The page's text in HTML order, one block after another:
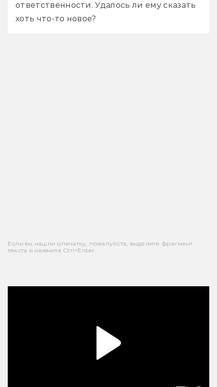
ответственности. Удалось ли ему сказать
хоть что-то новое?
Если вы нашли опечатку, пожалуйста, выделите фрагмент
текста и нажмите Ctrl+Enter.